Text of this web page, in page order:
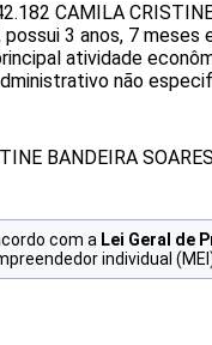
CAMILA
possui 3 anos, 7
atividade
não
BANDEIRA
com a Lei Geral de
individual